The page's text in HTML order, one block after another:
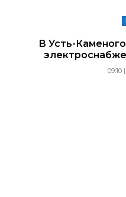
В Усть-
09:10